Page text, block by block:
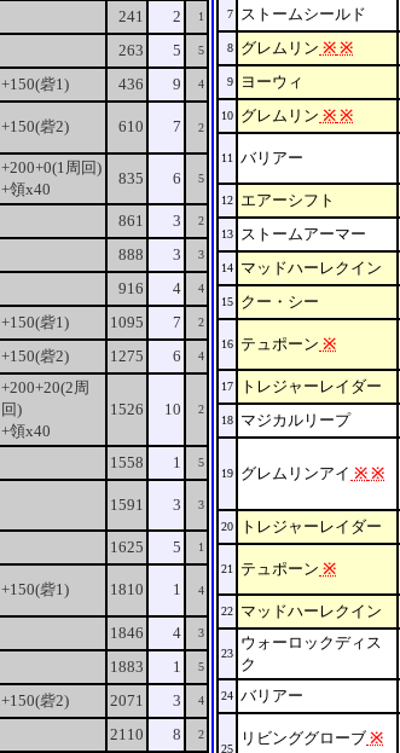
241 2 1
263 5 5
+150(砦1) 436 9 4
+150(砦2) 610 7 2
+200+0(1周回)
+領x40
835 6 5
861 3 2
888 3 3
916 4 4
+150(砦1) 1095 7 2
+150(砦2) 1275 6 4
+200+20(2周
回)
+領x40
1526 10 2
1558 1 5
1591 3 3
1625 5 1
+150(砦1) 1810 1 4
1846 4 3
1883 1 5
+150(砦2) 2071 3 4
2110 8 2
7 ストームシールド
8 グレムリン ※ ※
9 ヨーウィ
10 グレムリン ※ ※
11 バリアー
12 エアーシフト
13 ストームアーマー
14 マッドハーレクイン
15 クー・シー
16 テュポーン ※
17 トレジャーレイダー
18 マジカルリープ
19 グレムリンアイ ※ ※
20 トレジャーレイダー
21 テュポーン ※
22 マッドハーレクイン
23
ウォーロックディス
ク
24 バリアー
25
リビンググローブ ※